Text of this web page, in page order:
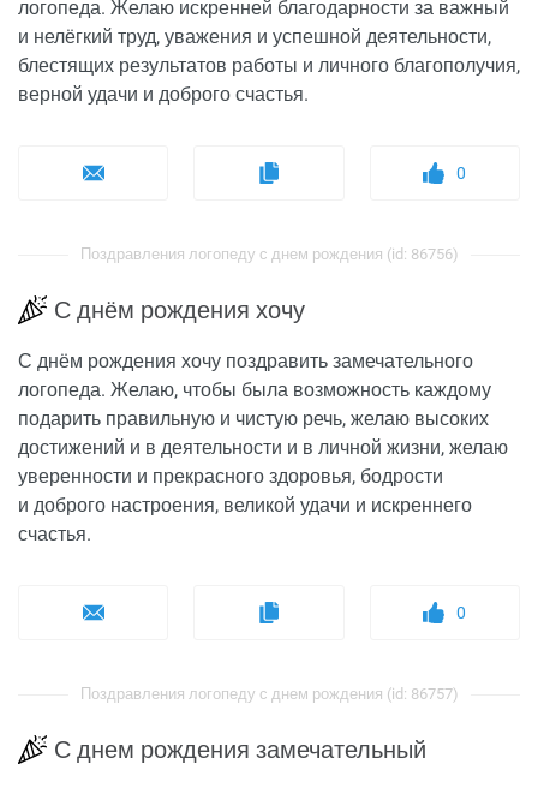
логопеда. Желаю искренней благодарности за важный
и нелёгкий труд, уважения и успешной деятельности,
блестящих результатов работы и личного благополучия,
верной удачи и доброго счастья.
0
Поздравления логопеду с днем рождения (id: 86756)
С днём рождения хочу
С днём рождения хочу поздравить замечательного
логопеда. Желаю, чтобы была возможность каждому
подарить правильную и чистую речь, желаю высоких
достижений и в деятельности и в личной жизни, желаю
уверенности и прекрасного здоровья, бодрости
и доброго настроения, великой удачи и искреннего
счастья.
0
Поздравления логопеду с днем рождения (id: 86757)
С днем рождения замечательный